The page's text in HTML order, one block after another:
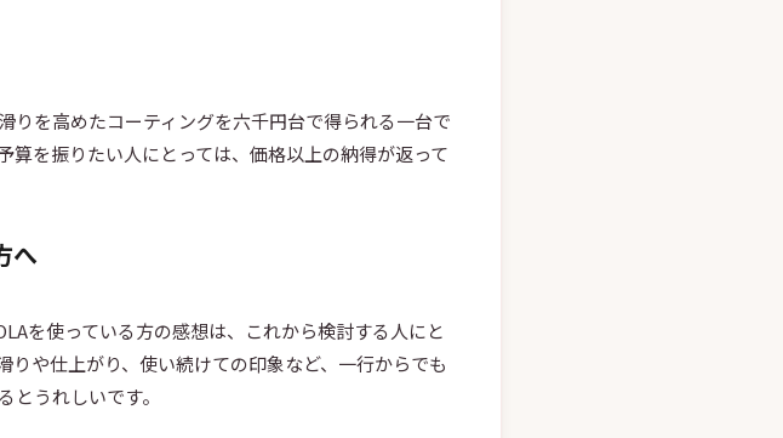
りを高めたコーティングを六千円台で得られる一台で
算を振りたい人にとっては、価格以上の納得が返って
へ
を使っている方の感想は、これから検討する人にと
りや仕上がり、使い続けての印象など、一行からでも
とうれしいです。